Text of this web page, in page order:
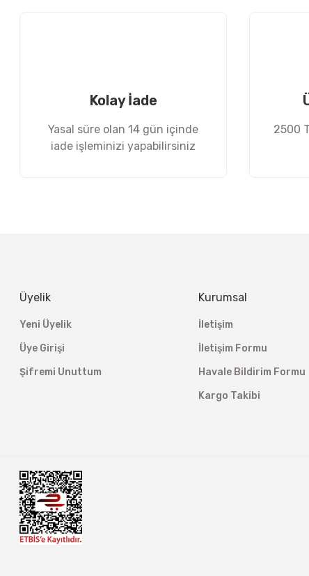
Kolay İade
Yasal süre olan 14 gün içinde
iade işleminizi yapabilirsiniz
2500
Üyelik
Yeni Üyelik
Üye Girişi
Şifremi Unuttum
Kurumsal
İletişim
İletişim Formu
Havale Bildirim Formu
Kargo Takibi